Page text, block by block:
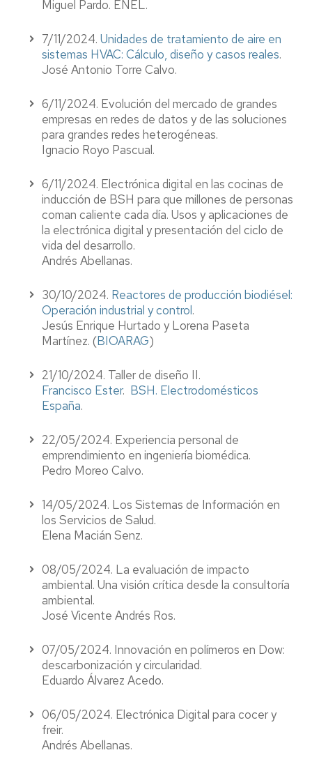
Miguel Pardo. ENEL.
7/11/2024. Unidades de tratamiento de aire en
sistemas HVAC: Cálculo, diseño y casos reales.
José Antonio Torre Calvo.
6/11/2024. Evolución del mercado de grandes
empresas en redes de datos y de las soluciones
para grandes redes heterogéneas.
Ignacio Royo Pascual.
6/11/2024. Electrónica digital en las cocinas de
inducción de BSH para que millones de personas
coman caliente cada día. Usos y aplicaciones de
la electrónica digital y presentación del ciclo de
vida del desarrollo.
Andrés Abellanas.
30/10/2024. Reactores de producción biodiésel:
Operación industrial y control.
Jesús Enrique Hurtado y Lorena Paseta
Martínez. (BIOARAG)
21/10/2024. Taller de diseño II.
Francisco Ester. BSH. Electrodomésticos
España.
22/05/2024. Experiencia personal de
emprendimiento en ingeniería biomédica.
Pedro Moreo Calvo.
14/05/2024. Los Sistemas de Información en
los Servicios de Salud.
Elena Macián Senz.
08/05/2024. La evaluación de impacto
ambiental. Una visión crítica desde la consultoría
ambiental.
José Vicente Andrés Ros.
07/05/2024. Innovación en polímeros en Dow:
descarbonización y circularidad.
Eduardo Álvarez Acedo.
06/05/2024. Electrónica Digital para cocer y
freir.
Andrés Abellanas.